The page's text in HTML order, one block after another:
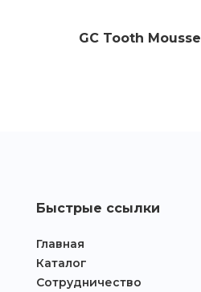
GC Tooth Mousse
Быстрые ссылки
Главная
Каталог
Сотрудничество